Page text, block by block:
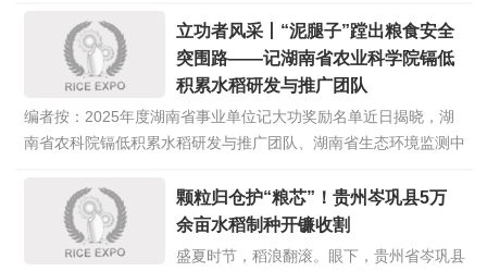
模式开展实收检验。现场，省、市、县三级
农业专家团队开展田间测产收割、称重、测
水分含量、计算产量全流程作业，以实测数
据对比两种种植模式的产量与效益点击详
情>>
立功者风采丨“泥腿子”蹚出粮食安全
突围路——记湖南省农业科学院镉低
积累水稻研发与推广团队
编者按：2025年度湖南省事业单位记大功奖励名单近日揭晓，湖
南省农科院镉低积累水稻研发与推广团队、湖南省生态环境监测中
站）、石家文（湘西州永顺县第一中学）、黄楚儒（永州市教育科
学研究院）、廖凤初（湖南省点击详情>>
颗粒归仓护“粮芯”！贵州岑巩县5万
余亩水稻制种开镰收割
盛夏时节，稻浪翻滚。眼下，贵州省岑巩县